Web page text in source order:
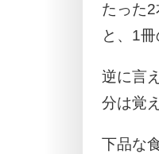
たった
と、1
逆に言
分は覚
下品な